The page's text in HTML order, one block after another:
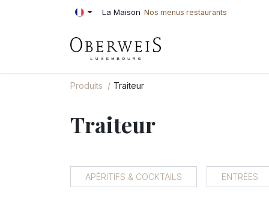
Se rendre au contenu La Maison Nos menus restaurants
Produits Traiteur
Traiteur
APÉRITIFS & COCKTAILS ENTRÉES